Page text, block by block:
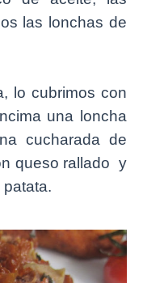
las lonchas de
lo cubrimos con
una loncha
cucharada de
queso rallado y